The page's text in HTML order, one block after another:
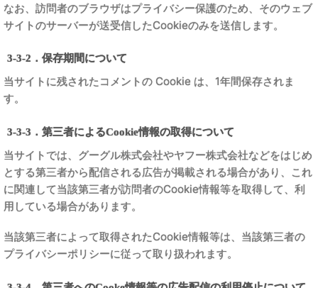
なお、訪問者のブラウザはプライバシー保護のため、そのウェブ
サイトのサーバーが送受信したCookieのみを送信します。
3-3-2．保存期間について
当サイトに残されたコメントの Cookie は、1年間保存されま
す。
3-3-3．第三者によるCookie情報の取得について
当サイトでは、グーグル株式会社やヤフー株式会社などをはじめ
とする第三者から配信される広告が掲載される場合があり、これ
に関連して当該第三者が訪問者のCookie情報等を取得して、利
用している場合があります。
当該第三者によって取得されたCookie情報等は、当該第三者の
プライバシーポリシーに従って取り扱われます。